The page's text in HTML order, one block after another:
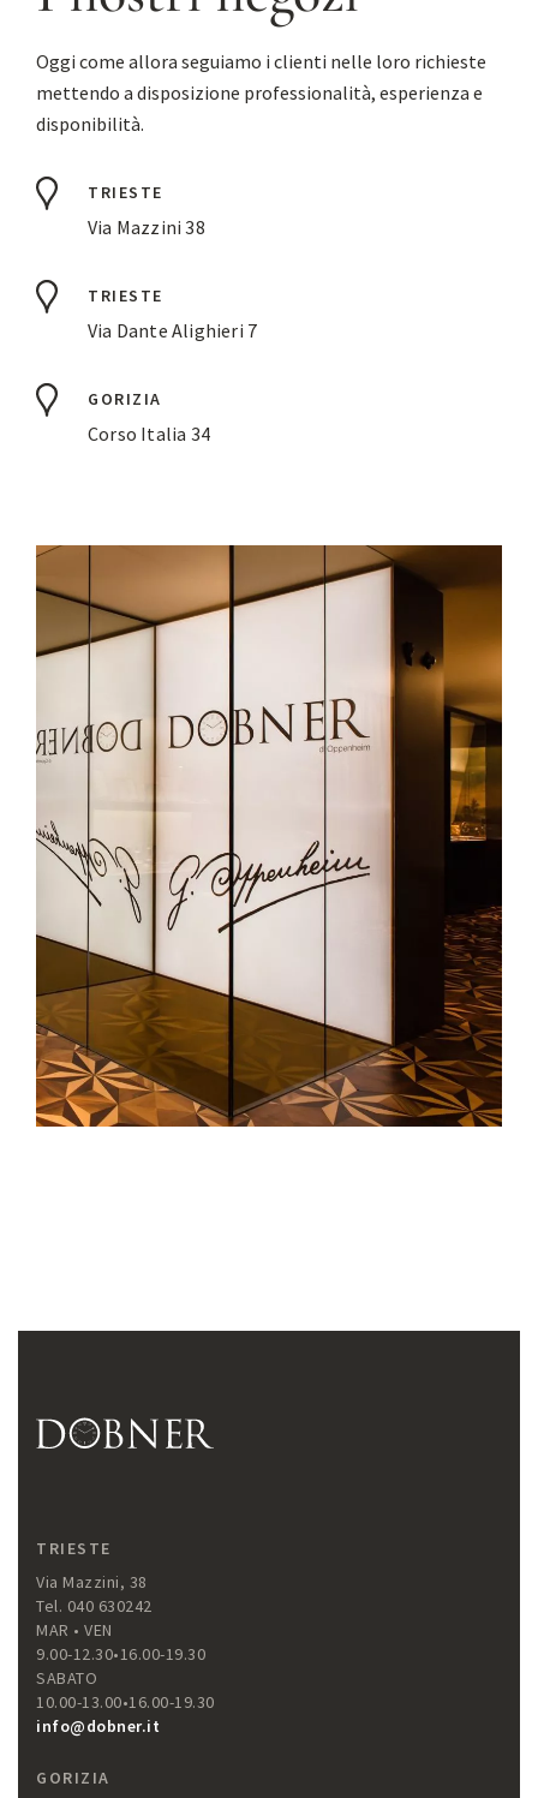
Oggi come allora seguiamo i clienti nelle loro richieste
mettendo a disposizione professionalità, esperienza e
disponibilità.
TRIESTE
Via Mazzini 38
TRIESTE
Via Dante Alighieri 7
GORIZIA
Corso Italia 34
TRIESTE
Via Mazzini, 38
Tel. 040 630242
MAR • VEN
9.00-12.30•16.00-19.30
SABATO
10.00-13.00•16.00-19.30
info@dobner.it
GORIZIA